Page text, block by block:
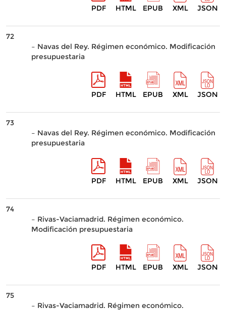
PDF HTML EPUB XML JSON
72
– Navas del Rey. Régimen económico. Modificación
presupuestaria
PDF HTML EPUB XML JSON
73
– Navas del Rey. Régimen económico. Modificación
presupuestaria
PDF HTML EPUB XML JSON
74
– Rivas-Vaciamadrid. Régimen económico.
Modificación presupuestaria
PDF HTML EPUB XML JSON
75
– Rivas-Vaciamadrid. Régimen económico.